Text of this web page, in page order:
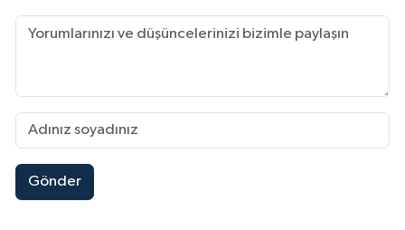
Gönder